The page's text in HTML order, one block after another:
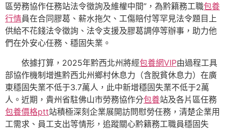
區勞務協作任務站法令徵詢及維權中間”，為黔籍務工職包養
行情員在合同膠葛、薪水拖欠、工傷賠付等罕見法令題目上
供給不花錢法令徵詢、法令支援及膠葛調停等辦事，助力他
們在外安心任務、穩固失業。
依據打算，2025年黔西北州將經包養網VIP由過程工具
部協作機制增進黔西北州鄉村休息力（含脫貧休息力）在廣
東穩固失業不低于3.7萬人，此中新增穩固失業不低于2萬
人。近期，貴州省駐佛山市勞務協作分包養站及各片區任務
包養價格ptt站積極深刻企業展開訪問慰勞任務，清楚企業用
工需求、員工支出等情形，追蹤關心黔籍務工職員穩固失